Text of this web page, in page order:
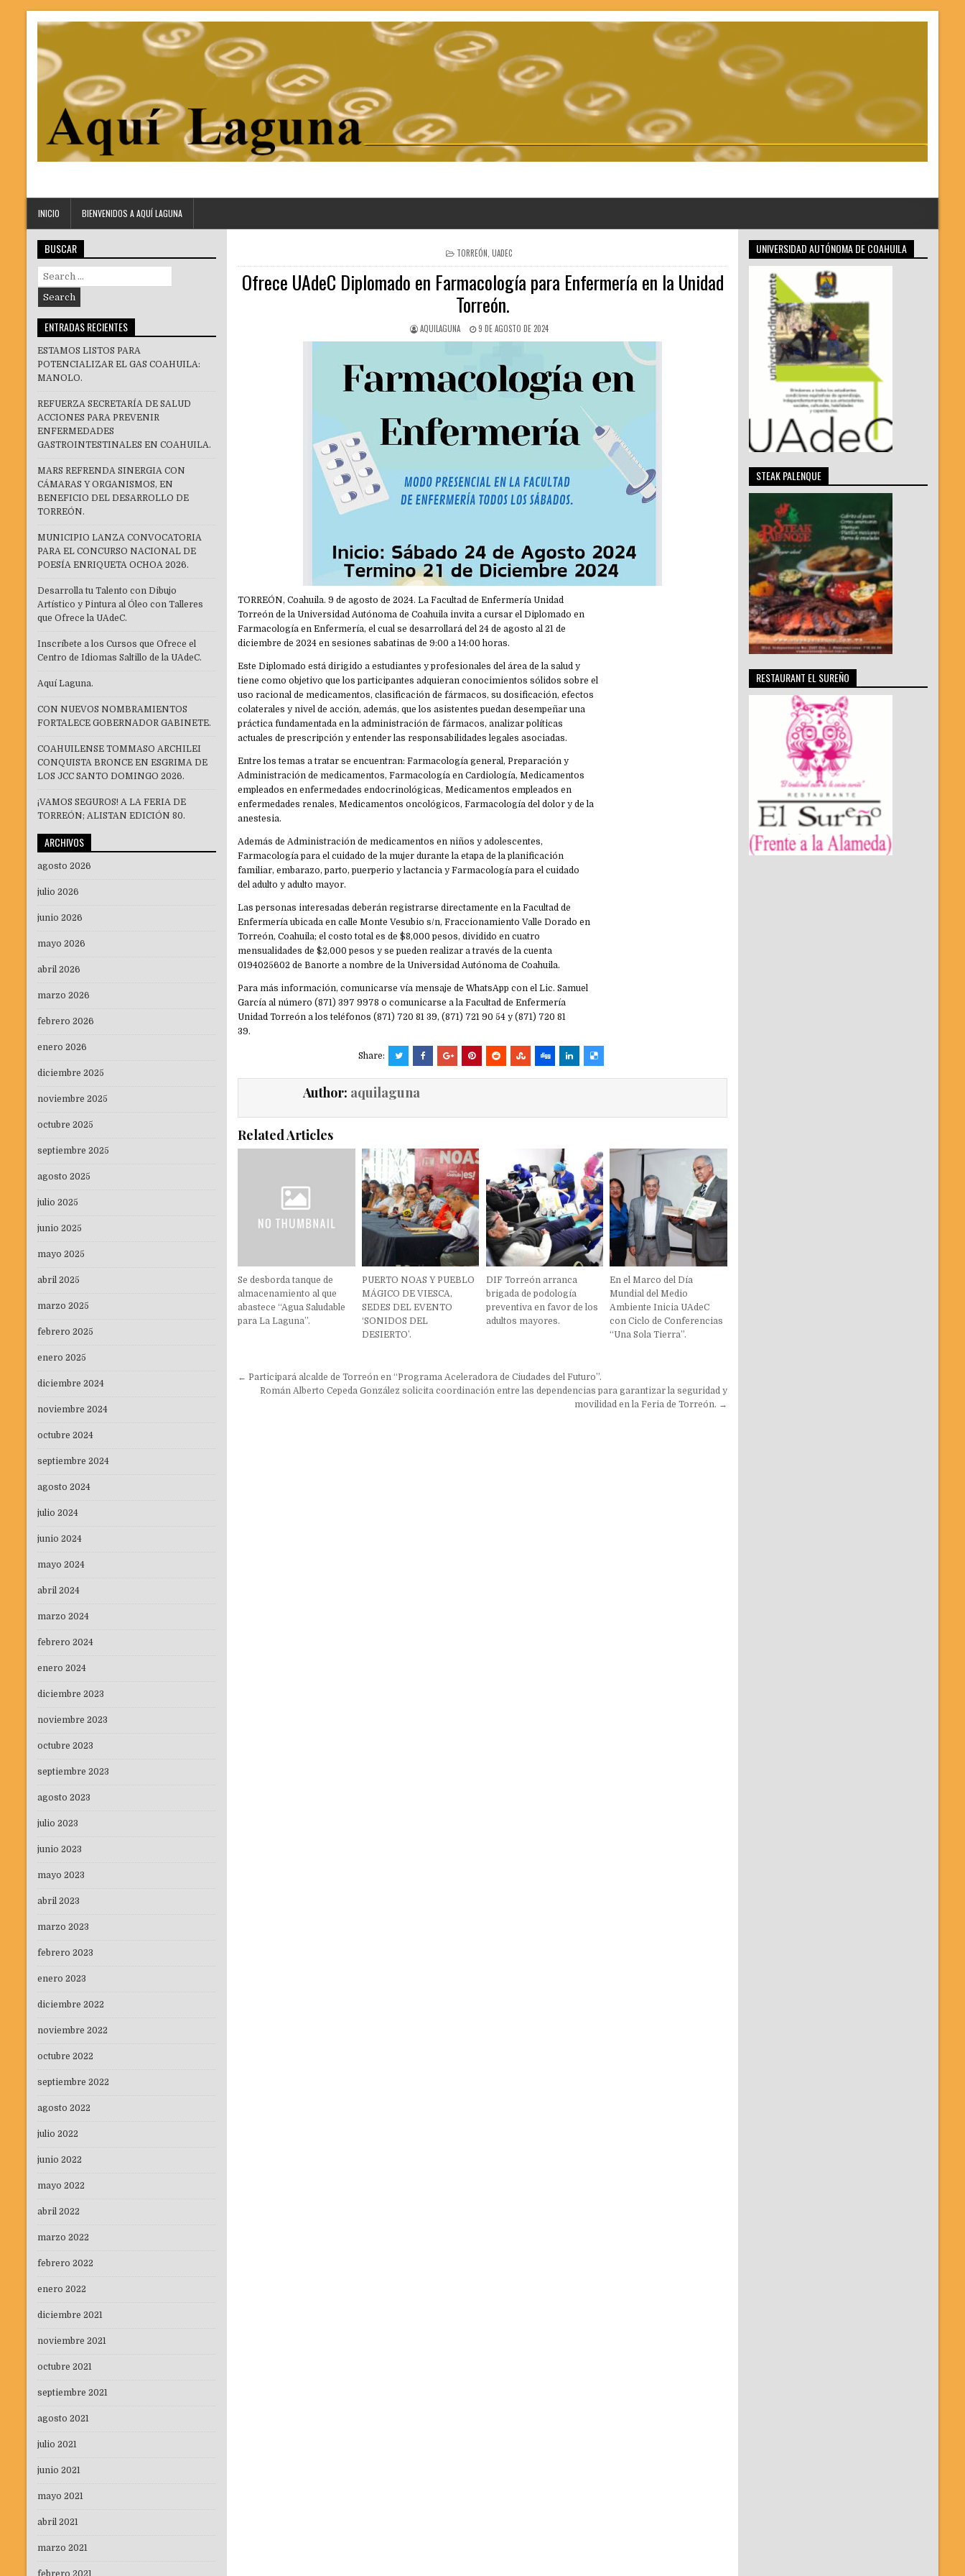
INICIO BIENVENIDOS A AQUÍ LAGUNA
POSTED
IN
TORREÓN, UADEC
Ofrece UAdeC Diplomado en Farmacología para Enfermería en la Unidad
Torreón.
AQUILAGUNA 9 DE AGOSTO DE 2024
TORREÓN, Coahuila. 9 de agosto de 2024. La Facultad de Enfermería Unidad
Torreón de la Universidad Autónoma de Coahuila invita a cursar el Diplomado en
Farmacología en Enfermería, el cual se desarrollará del 24 de agosto al 21 de
diciembre de 2024 en sesiones sabatinas de 9:00 a 14:00 horas.
Este Diplomado está dirigido a estudiantes y profesionales del área de la salud y
tiene como objetivo que los participantes adquieran conocimientos sólidos sobre el
uso racional de medicamentos, clasificación de fármacos, su dosificación, efectos
colaterales y nivel de acción, además, que los asistentes puedan desempeñar una
práctica fundamentada en la administración de fármacos, analizar políticas
actuales de prescripción y entender las responsabilidades legales asociadas.
Entre los temas a tratar se encuentran: Farmacología general, Preparación y
Administración de medicamentos, Farmacología en Cardiología, Medicamentos
empleados en enfermedades endocrinológicas, Medicamentos empleados en
enfermedades renales, Medicamentos oncológicos, Farmacología del dolor y de la
anestesia.
Además de Administración de medicamentos en niños y adolescentes,
Farmacología para el cuidado de la mujer durante la etapa de la planificación
familiar, embarazo, parto, puerperio y lactancia y Farmacología para el cuidado
del adulto y adulto mayor.
Las personas interesadas deberán registrarse directamente en la Facultad de
Enfermería ubicada en calle Monte Vesubio s/n, Fraccionamiento Valle Dorado en
Torreón, Coahuila; el costo total es de $8,000 pesos, dividido en cuatro
mensualidades de $2,000 pesos y se pueden realizar a través de la cuenta
0194025602 de Banorte a nombre de la Universidad Autónoma de Coahuila.
Para más información, comunicarse vía mensaje de WhatsApp con el Lic. Samuel
García al número (871) 397 9978 o comunicarse a la Facultad de Enfermería
Unidad Torreón a los teléfonos (871) 720 81 39, (871) 721 90 54 y (871) 720 81
39.
Share:
Author: aquilaguna
Related Articles
Se desborda tanque de
almacenamiento al que
abastece “Agua Saludable
para La Laguna”.
PUERTO NOAS Y PUEBLO
MÁGICO DE VIESCA,
SEDES DEL EVENTO
‘SONIDOS DEL
DESIERTO’.
DIF Torreón arranca
brigada de podología
preventiva en favor de los
adultos mayores.
En el Marco del Día
Mundial del Medio
Ambiente Inicia UAdeC
con Ciclo de Conferencias
“Una Sola Tierra”.
Navegación
← Participará alcalde de Torreón en “Programa Aceleradora de Ciudades del Futuro”.
Román Alberto Cepeda González solicita coordinación entre las dependencias para garantizar la seguridad y
movilidad en la Feria de Torreón. →
BUSCAR
Search
for:
ENTRADAS RECIENTES
ESTAMOS LISTOS PARA
POTENCIALIZAR EL GAS COAHUILA:
MANOLO.
REFUERZA SECRETARÍA DE SALUD
ACCIONES PARA PREVENIR
ENFERMEDADES
GASTROINTESTINALES EN COAHUILA.
MARS REFRENDA SINERGIA CON
CÁMARAS Y ORGANISMOS, EN
BENEFICIO DEL DESARROLLO DE
TORREÓN.
MUNICIPIO LANZA CONVOCATORIA
PARA EL CONCURSO NACIONAL DE
POESÍA ENRIQUETA OCHOA 2026.
Desarrolla tu Talento con Dibujo
Artístico y Pintura al Óleo con Talleres
que Ofrece la UAdeC.
Inscríbete a los Cursos que Ofrece el
Centro de Idiomas Saltillo de la UAdeC.
Aquí Laguna.
CON NUEVOS NOMBRAMIENTOS
FORTALECE GOBERNADOR GABINETE.
COAHUILENSE TOMMASO ARCHILEI
CONQUISTA BRONCE EN ESGRIMA DE
LOS JCC SANTO DOMINGO 2026.
¡VAMOS SEGUROS! A LA FERIA DE
TORREÓN; ALISTAN EDICIÓN 80.
ARCHIVOS
agosto 2026
julio 2026
junio 2026
mayo 2026
abril 2026
marzo 2026
febrero 2026
enero 2026
diciembre 2025
noviembre 2025
octubre 2025
septiembre 2025
agosto 2025
julio 2025
junio 2025
mayo 2025
abril 2025
marzo 2025
febrero 2025
enero 2025
diciembre 2024
noviembre 2024
octubre 2024
septiembre 2024
agosto 2024
julio 2024
junio 2024
mayo 2024
abril 2024
marzo 2024
febrero 2024
enero 2024
diciembre 2023
noviembre 2023
octubre 2023
septiembre 2023
agosto 2023
julio 2023
junio 2023
mayo 2023
abril 2023
marzo 2023
febrero 2023
enero 2023
diciembre 2022
noviembre 2022
octubre 2022
septiembre 2022
agosto 2022
julio 2022
junio 2022
mayo 2022
abril 2022
marzo 2022
febrero 2022
enero 2022
diciembre 2021
noviembre 2021
octubre 2021
septiembre 2021
agosto 2021
julio 2021
junio 2021
mayo 2021
abril 2021
marzo 2021
UNIVERSIDAD AUTÓNOMA DE COAHUILA
STEAK PALENQUE
RESTAURANT EL SUREÑO